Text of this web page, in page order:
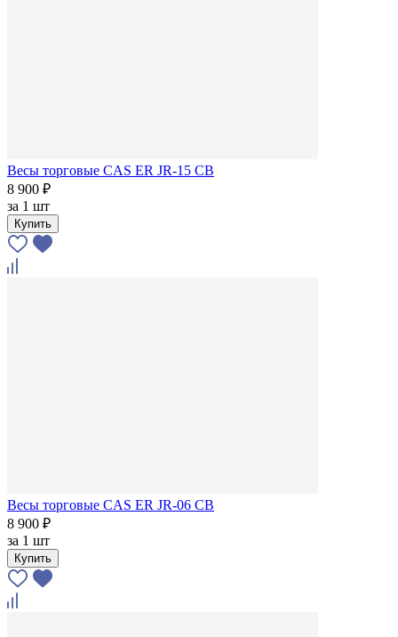
Весы торговые CAS ER JR-15 CB
8 900 ₽
за 1 шт
Купить
Весы торговые CAS ER JR-06 CB
8 900 ₽
за 1 шт
Купить